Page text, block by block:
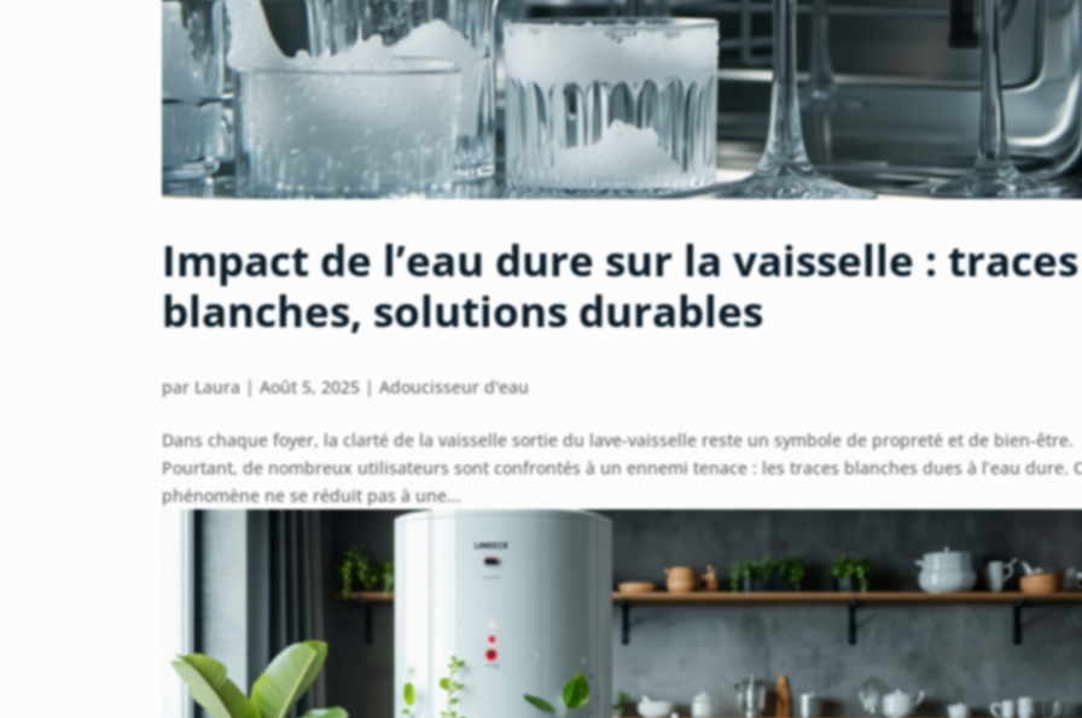
Impact de l’eau dure sur la vaisselle : traces
blanches, solutions durables
parLaura |Août 5, 2025 |Adoucisseur d'eau
Dans chaque foyer, la clarté de la vaisselle sortie du lave-vaisselle reste un symbole de propreté et de bien-être.
Pourtant, de nombreux utilisateurs sont confrontés à un ennemi tenace : les traces blanches dues à l’eau dure.
phénomène ne se réduit pas à une...